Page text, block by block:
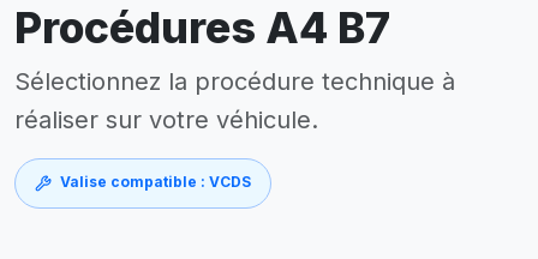
Procédures A4 B7
Sélectionnez la procédure technique à
réaliser sur votre véhicule.
Valise compatible : VCDS